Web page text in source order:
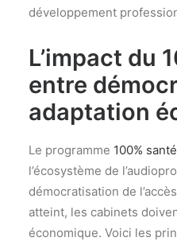
développement
L’impact du
entre
adaptation
Le programme 100% santé
l’écosystème de
démocratisation de
atteint, les cabinets
économique. Voici les